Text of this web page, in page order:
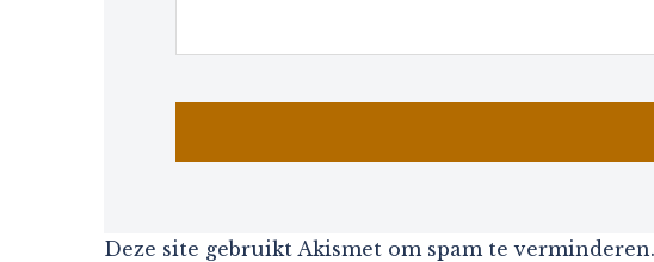
Deze site gebruikt Akismet om spam te verminderen.